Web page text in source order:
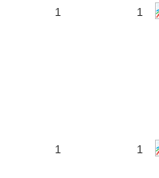
1 1
1 1